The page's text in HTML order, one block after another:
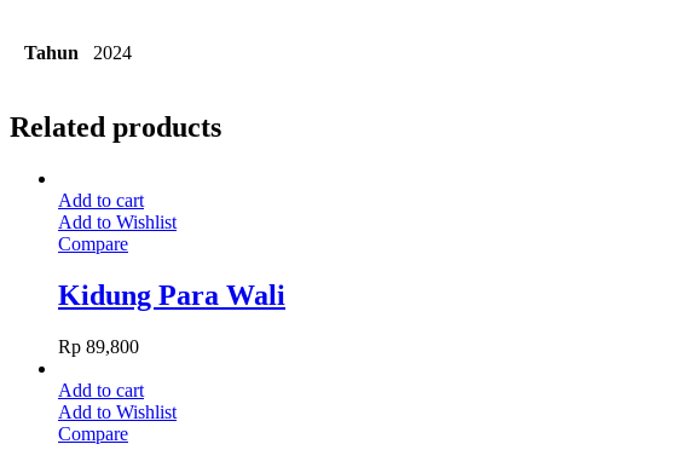
Tahun 2024
Related products
Add to cart
Add to Wishlist
Compare
Kidung Para Wali
Rp 89,800
Add to cart
Add to Wishlist
Compare